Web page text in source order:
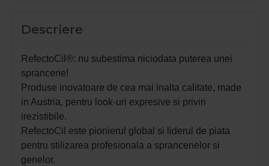
Descriere
RefectoCil®: nu subestima niciodata puterea unei
sprancene!
Produse inovatoare de cea mai inalta calitate, made
in Austria, pentru look-uri expresive si priviri
irezistibile.
RefectoCil este pionierul global si liderul de piata
pentru stilizarea profesionala a sprancenelor si
genelor.